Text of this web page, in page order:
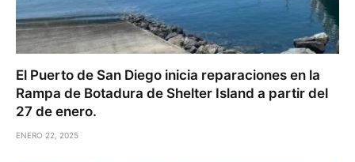
El Puerto de San Diego inicia reparaciones en la
Rampa de Botadura de Shelter Island a partir del
27 de enero.
ENERO 22, 2025